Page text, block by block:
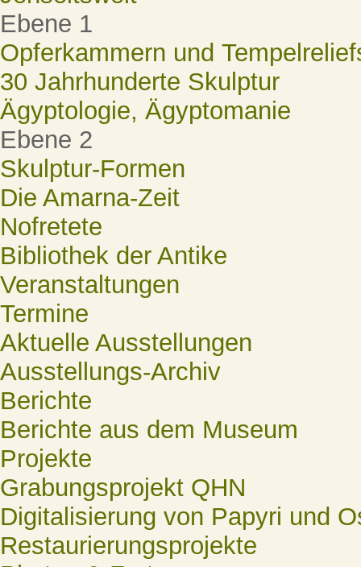
Ebene 1
Opferkammern und
30 Jahrhunderte Skulptur
Ägyptologie, Ägyptomanie
Ebene 2
Skulptur-Formen
Die Amarna-Zeit
Nofretete
Bibliothek der Antike
Veranstaltungen
Termine
Aktuelle Ausstellungen
Ausstellungs-Archiv
Berichte
Berichte aus dem Museum
Projekte
Grabungsprojekt QHN
Digitalisierung von Papyri und
Restaurierungsprojekte